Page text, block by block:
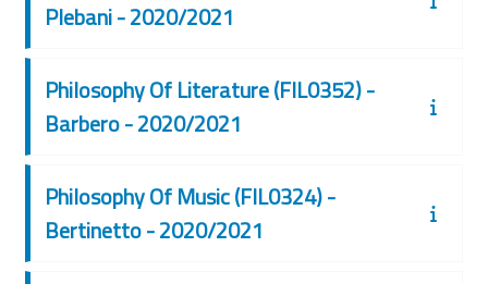
Plebani - 2020/2021
Philosophy Of Literature (FIL0352) -
Barbero - 2020/2021
Philosophy Of Music (FIL0324) -
Bertinetto - 2020/2021